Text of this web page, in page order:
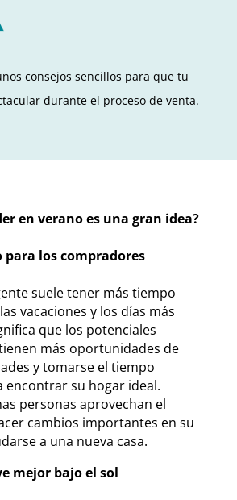
consejos sencillos para que tu
durante el proceso de venta.
en verano es una gran idea?
para los compradores
suele tener más tiempo
vacaciones y los días más
que los potenciales
más oportunidades de
y tomarse el tiempo
encontrar su hogar ideal.
personas aprovechan el
cambios importantes en su
a una nueva casa.
mejor bajo el sol